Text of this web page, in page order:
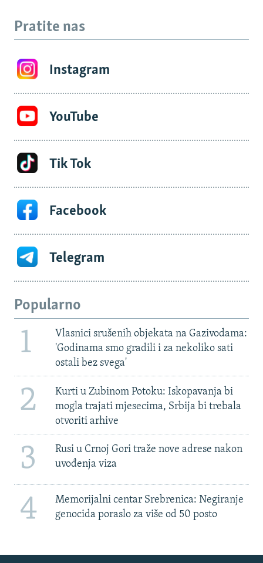
Pratite nas
Instagram
YouTube
Tik Tok
Facebook
Telegram
Popularno
1
Vlasnici srušenih objekata na Gazivodama:
'Godinama smo gradili i za nekoliko sati
ostali bez svega'
2
Kurti u Zubinom Potoku: Iskopavanja bi
mogla trajati mjesecima, Srbija bi trebala
otvoriti arhive
3
Rusi u Crnoj Gori traže nove adrese nakon
uvođenja viza
4
Memorijalni centar Srebrenica: Negiranje
genocida poraslo za više od 50 posto